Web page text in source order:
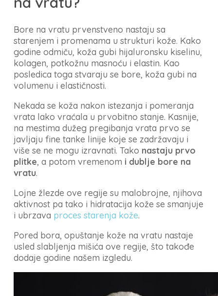
Bore na vratu prvenstveno nastaju sa
starenjem i promenama u strukturi kože. Kako
godine odmiču, koža gubi hijaluronsku kiselinu,
kolagen, potkožnu masnoću i elastin. Kao
posledica toga stvaraju se bore, koža gubi na
volumenu i elastičnosti.
Nekada se koža nakon istezanja i pomeranja
vrata lako vraćala u prvobitno stanje. Kasnije,
na mestima dužeg pregibanja vrata prvo se
javljaju fine tanke linije koje se zadržavaju i
više se ne mogu izravnati. Tako nastaju prvo
plitke, a potom vremenom i dublje bore na
vratu.
Lojne žlezde ove regije su malobrojne, njihova
aktivnost pa tako i hidratacija kože se smanjuje
i ubrzava proces starenja kože.
Pored bora, opuštanje kože na vratu nastaje
usled slabljenja mišića ove regije, što takođe
dodaje godine našem izgledu.